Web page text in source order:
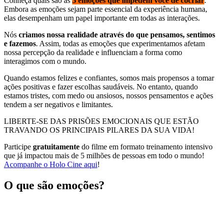
Embora as emoções sejam parte essencial da experiência humana,
elas desempenham um papel importante em todas as interações.
Nós criamos nossa realidade através do que pensamos, sentimos
e fazemos. Assim, todas as emoções que experimentamos afetam
nossa percepção da realidade e influenciam a forma como
interagimos com o mundo.
Quando estamos felizes e confiantes, somos mais propensos a tomar
ações positivas e fazer escolhas saudáveis. No entanto, quando
estamos tristes, com medo ou ansiosos, nossos pensamentos e ações
tendem a ser negativos e limitantes.
LIBERTE-SE DAS PRISÕES EMOCIONAIS QUE ESTÃO
TRAVANDO OS PRINCIPAIS PILARES DA SUA VIDA!
Participe gratuitamente do filme em formato treinamento intensivo
que já impactou mais de 5 milhões de pessoas em todo o mundo!
Acompanhe o Holo Cine aqui!
O que são emoções?